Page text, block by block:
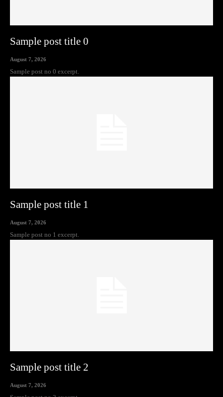
Sample post title 0
August 7, 2026
Sample post no 0 excerpt.
Sample post title 1
August 7, 2026
Sample post no 1 excerpt.
Sample post title 2
August 7, 2026